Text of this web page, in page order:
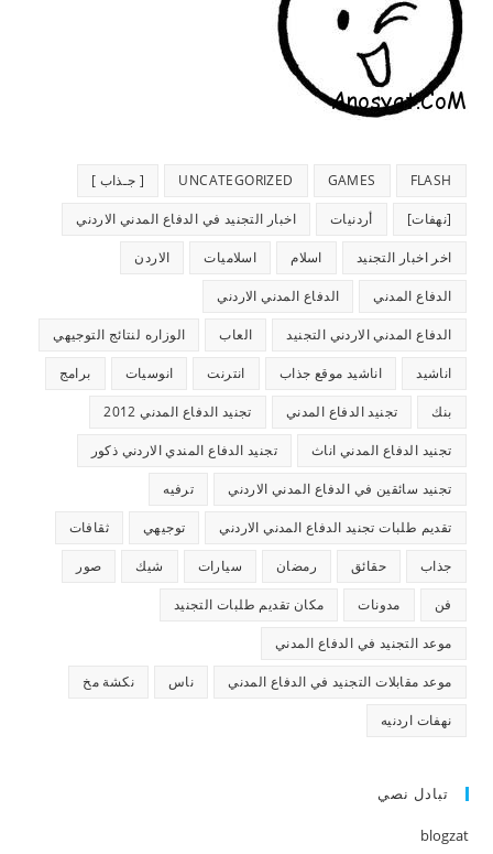
FLASH
GAMES
UNCATEGORIZED [ جـذاب ]
[نهفات] أردنيات اخبار التجنيد في الدفاع المدني الاردني
اخر اخبار التجنيد اسلام اسلاميات الاردن
الدفاع المدني الدفاع المدني الاردني
الدفاع المدني الاردني التجنيد العاب الوزاره لنتائج التوجيهي
اناشيد اناشيد موقع جذاب انترنت انوسيات برامج
بنك تجنيد الدفاع المدني تجنيد الدفاع المدني 2012
تجنيد الدفاع المدني اناث تجنيد الدفاع المندي الاردني ذكور
تجنيد سائقين في الدفاع المدني الاردني ترفيه
تقديم طلبات تجنيد الدفاع المدني الاردني توجيهي ثقافات
جذاب حقائق رمضان سيارات شيك صور
فن مدونات مكان تقديم طلبات التجنيد
موعد التجنيد في الدفاع المدني
موعد مقابلات التجنيد في الدفاع المدني ناس نكشة مخ
نهفات اردنيه
تبادل نصي
blogzat